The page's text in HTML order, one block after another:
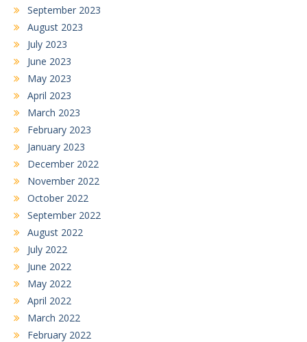
September 2023
August 2023
July 2023
June 2023
May 2023
April 2023
March 2023
February 2023
January 2023
December 2022
November 2022
October 2022
September 2022
August 2022
July 2022
June 2022
May 2022
April 2022
March 2022
February 2022